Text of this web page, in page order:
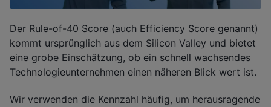
Der Rule-of-40 Score (auch Efficiency Score genannt)
kommt ursprünglich aus dem Silicon Valley und bietet
eine grobe Einschätzung, ob ein schnell wachsendes
Technologieunternehmen einen näheren Blick wert ist.
Wir verwenden die Kennzahl häufig, um herausragende